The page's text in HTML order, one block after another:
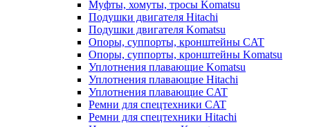
Муфты, хомуты, тросы Komatsu
Подушки двигателя Hitachi
Подушки двигателя Komatsu
Опоры, суппорты, кронштейны CAT
Опоры, суппорты, кронштейны Komatsu
Уплотнения плавающие Komatsu
Уплотнения плавающие Hitachi
Уплотнения плавающие CAT
Ремни для спецтехники CAT
Ремни для спецтехники Hitachi